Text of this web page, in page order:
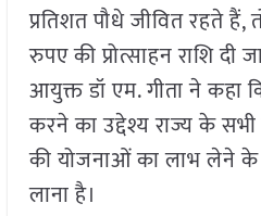
प्रतिशत पौधे जीवित रहते हैं,
रुपए की प्रोत्साहन राशि दी
आयुक्त डॉ एम. गीता ने कहा
करने का उद्देश्य राज्य के
की योजनाओं का लाभ लेने के
लाना है।